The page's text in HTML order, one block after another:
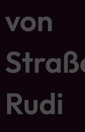
von
Rudi